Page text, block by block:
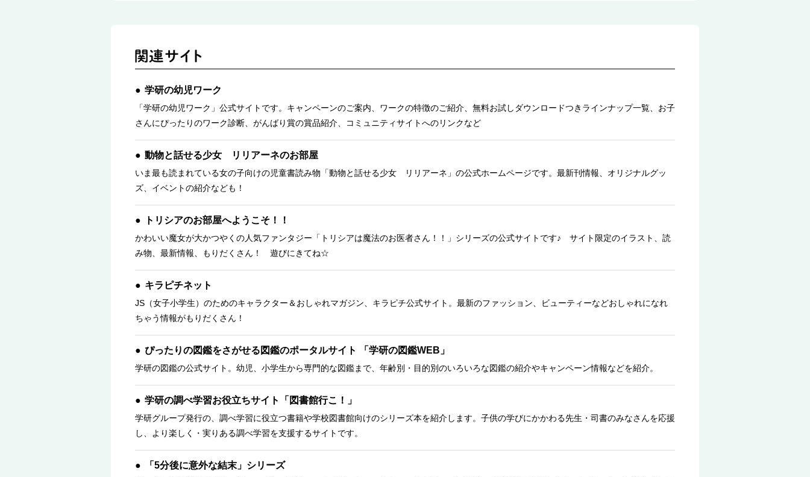
学研の幼児ワーク
「学研の幼児ワーク」公式サイトです。キャンペーンのご案内、ワークの特徴のご紹介、無料お試しダウンロードつきラインナップ一覧、お子
さんにぴったりのワーク診断、がんばり賞の賞品紹介、コミュニティサイトへのリンクなど
動物と話せる少女 リリアーネのお部屋
いま最も読まれている女の子向けの児童書読み物「動物と話せる少女 リリアーネ」の公式ホームページです。最新刊情報、オリジナルグッ
ズ、イベントの紹介なども！
トリシアのお部屋へようこそ！！
かわいい魔女が大かつやくの人気ファンタジー「トリシアは魔法のお医者さん！！」シリーズの公式サイトです♪ サイト限定のイラスト、読
み物、最新情報、もりだくさん！ 遊びにきてね☆
キラピチネット
JS（女子小学生）のためのキャラクター＆おしゃれマガジン、キラピチ公式サイト。最新のファッション、ビューティーなどおしゃれになれ
ちゃう情報がもりだくさん！
ぴったりの図鑑をさがせる図鑑のポータルサイト 「学研の図鑑WEB」
学研の図鑑の公式サイト。幼児、小学生から専門的な図鑑まで、年齢別・目的別のいろいろな図鑑の紹介やキャンペーン情報などを紹介。
学研の調べ学習お役立ちサイト「図書館行こ！」
学研グループ発行の、調べ学習に役立つ書籍や学校図書館向けのシリーズ本を紹介します。子供の学びにかかわる先生・司書のみなさんを応援
し、より楽しく・実りある調べ学習を支援するサイトです。
「5分後に意外な結末」シリーズ